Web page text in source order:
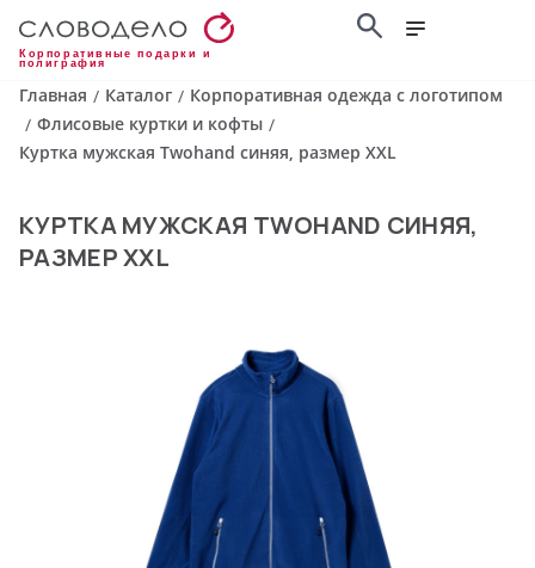
Корпоративные подарки и
полиграфия
Главная / Каталог / Корпоративная одежда с логотипом
/ Флисовые куртки и кофты /
Куртка мужская Twohand синяя, размер XXL
КУРТКА МУЖСКАЯ TWOHAND СИНЯЯ,
РАЗМЕР XXL